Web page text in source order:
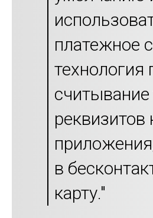
платежное
технология
в
карту."